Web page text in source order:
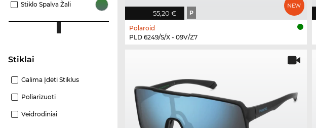
Stiklo Spalva Žali
Stiklai
Galima Įdėti Stiklus
Poliarizuoti
Veidrodiniai
55,20 € P
Polaroid
PLD 6249/S/X - 09V/Z7